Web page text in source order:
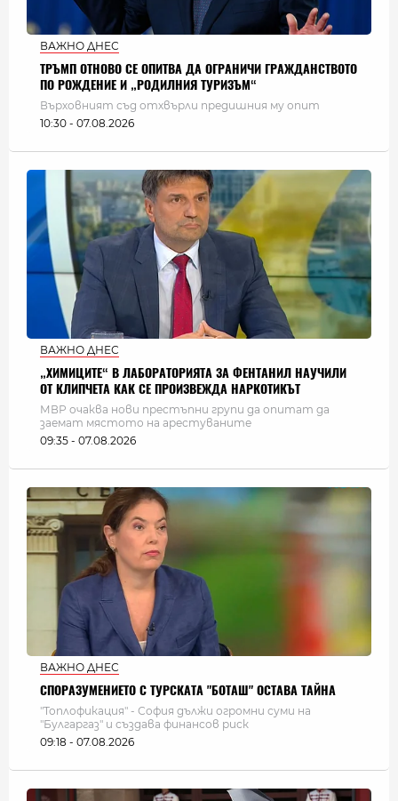
ВАЖНО ДНЕС
ТРЪМП ОТНОВО СЕ ОПИТВА ДА ОГРАНИЧИ ГРАЖДАНСТВОТО
ПО РОЖДЕНИЕ И „РОДИЛНИЯ ТУРИЗЪМ“
Върховният съд отхвърли предишния му опит
10:30 - 07.08.2026
ВАЖНО ДНЕС
„ХИМИЦИТЕ“ В ЛАБОРАТОРИЯТА ЗА ФЕНТАНИЛ НАУЧИЛИ
ОТ КЛИПЧЕТА КАК СЕ ПРОИЗВЕЖДА НАРКОТИКЪТ
МВР очаква нови престъпни групи да опитат да
заемат мястото на арестуваните
09:35 - 07.08.2026
ВАЖНО ДНЕС
СПОРАЗУМЕНИЕТО С ТУРСКАТА "БОТАШ" ОСТАВА ТАЙНА
"Топлофикация" - София дължи огромни суми на
"Булгаргаз" и създава финансов риск
09:18 - 07.08.2026